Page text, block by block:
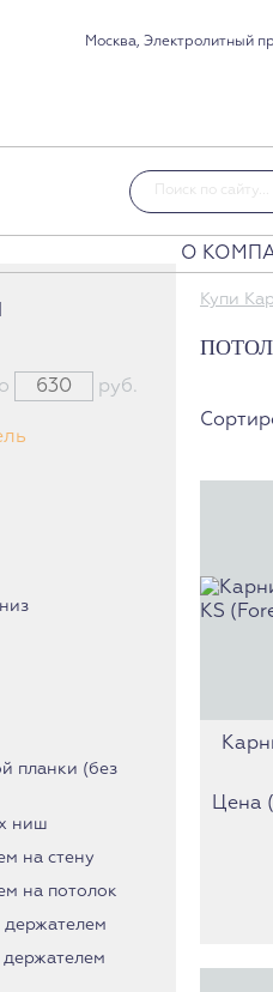
Москва, Электролитный
О
руб.
планки (без
ниш
на стену
на потолок
Купи
Цена